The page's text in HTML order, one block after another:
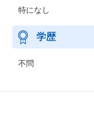
特になし
学歴
不問